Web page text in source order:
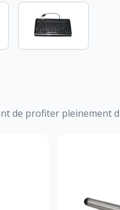
de profiter pleinement